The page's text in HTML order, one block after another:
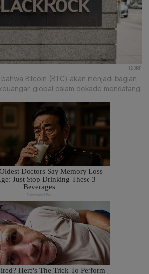
123RF
Bitcoin (BTC) akan menjadi bagian
global dalam dekade mendatang.